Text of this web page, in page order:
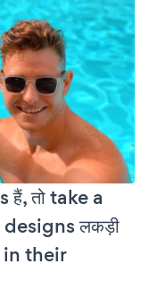
हैं, तो take a
designs लकड़ी
in their